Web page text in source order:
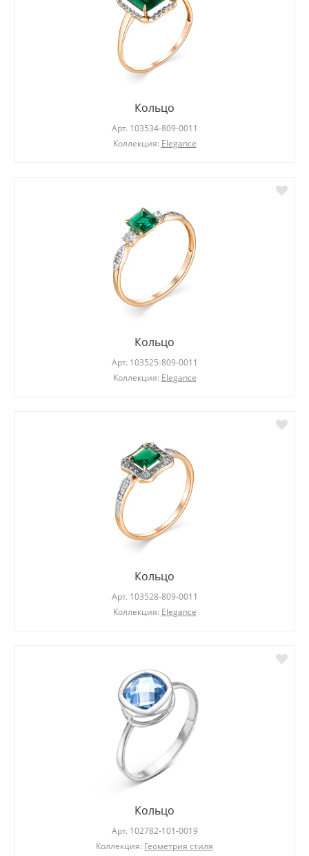
Кольцо
Арт. 103534-809-0011
Коллекция: Elegance
Кольцо
Арт. 103525-809-0011
Коллекция: Elegance
Кольцо
Арт. 103528-809-0011
Коллекция: Elegance
Кольцо
Арт. 102782-101-0019
Коллекция: Геометрия стиля